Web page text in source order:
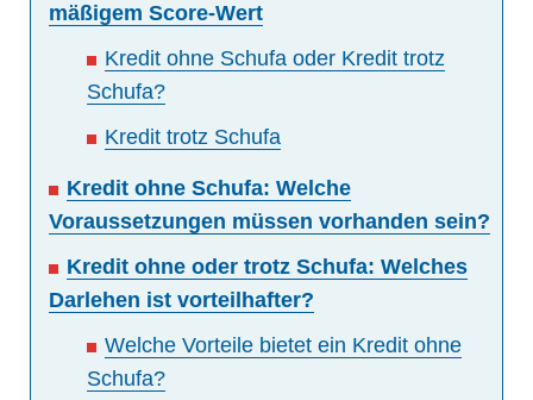
mäßigem Score-Wert
Kredit ohne Schufa oder Kredit trotz
Schufa?
Kredit trotz Schufa
Kredit ohne Schufa: Welche
Voraussetzungen müssen vorhanden sein?
Kredit ohne oder trotz Schufa: Welches
Darlehen ist vorteilhafter?
Welche Vorteile bietet ein Kredit ohne
Schufa?